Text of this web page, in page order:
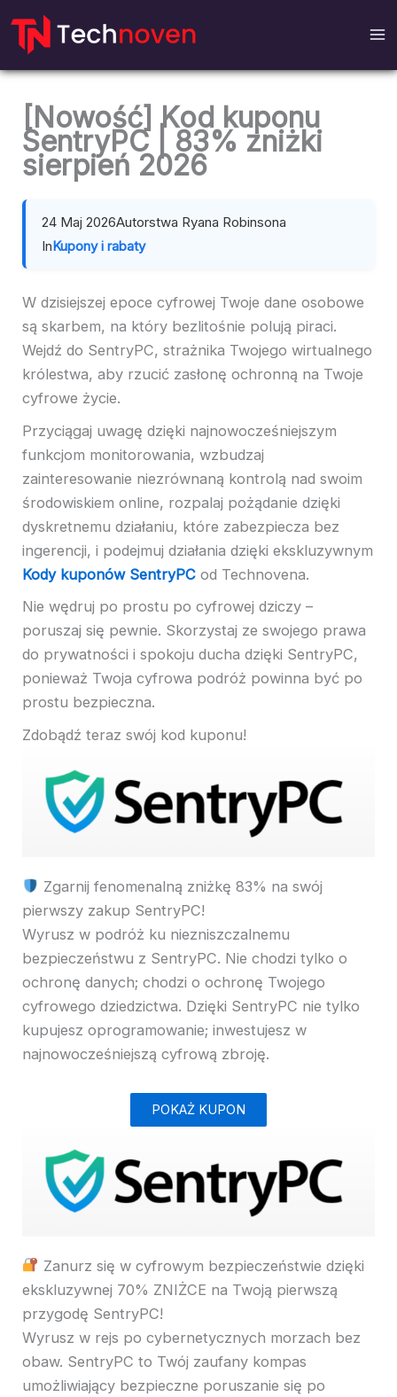
Przejdź
treści
[Nowość] Kod kuponu
SentryPC | 83% zniżki
sierpień 2026
24 Maj 2026Autorstwa Ryana Robinsona
InKupony i rabaty
W dzisiejszej epoce cyfrowej Twoje dane osobowe
są skarbem, na który bezlitośnie polują piraci.
Wejdź do SentryPC, strażnika Twojego wirtualnego
królestwa, aby rzucić zasłonę ochronną na Twoje
cyfrowe życie.
Przyciągaj uwagę dzięki najnowocześniejszym
funkcjom monitorowania, wzbudzaj
zainteresowanie niezrównaną kontrolą nad swoim
środowiskiem online, rozpalaj pożądanie dzięki
dyskretnemu działaniu, które zabezpiecza bez
ingerencji, i podejmuj działania dzięki ekskluzywnym
Kody kuponów SentryPC od Technovena.
Nie wędruj po prostu po cyfrowej dziczy –
poruszaj się pewnie. Skorzystaj ze swojego prawa
do prywatności i spokoju ducha dzięki SentryPC,
ponieważ Twoja cyfrowa podróż powinna być po
prostu bezpieczna.
Zdobądź teraz swój kod kuponu!
Zgarnij fenomenalną zniżkę 83% na swój
pierwszy zakup SentryPC!
Wyrusz w podróż ku niezniszczalnemu
bezpieczeństwu z SentryPC. Nie chodzi tylko o
ochronę danych; chodzi o ochronę Twojego
cyfrowego dziedzictwa. Dzięki SentryPC nie tylko
kupujesz oprogramowanie; inwestujesz w
najnowocześniejszą cyfrową zbroję.
POKAŻ KUPON
Zanurz się w cyfrowym bezpieczeństwie dzięki
ekskluzywnej 70% ZNIŻCE na Twoją pierwszą
przygodę SentryPC!
Wyrusz w rejs po cybernetycznych morzach bez
obaw. SentryPC to Twój zaufany kompas
umożliwiający bezpieczne poruszanie się po